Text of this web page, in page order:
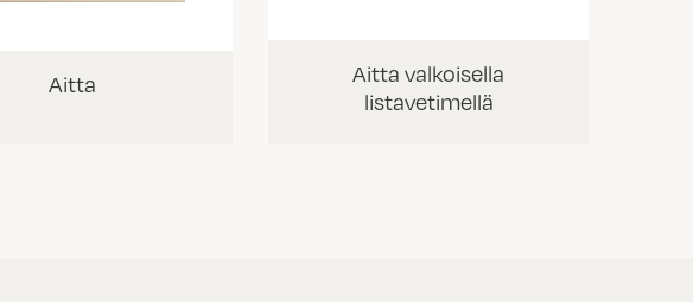
Aitta
Aitta valkoisella
listavetimellä